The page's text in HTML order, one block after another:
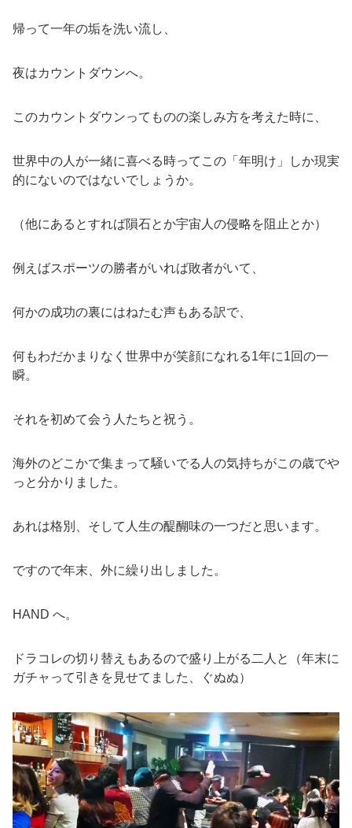
帰って一年の垢を洗い流し、
夜はカウントダウンへ。
このカウントダウンってものの楽しみ方を考えた時に、
世界中の人が一緒に喜べる時ってこの「年明け」しか現実
的にないのではないでしょうか。
（他にあるとすれば隕石とか宇宙人の侵略を阻止とか）
例えばスポーツの勝者がいれば敗者がいて、
何かの成功の裏にはねたむ声もある訳で、
何もわだかまりなく世界中が笑顔になれる1年に1回の一
瞬。
それを初めて会う人たちと祝う。
海外のどこかで集まって騒いでる人の気持ちがこの歳でや
っと分かりました。
あれは格別、そして人生の醍醐味の一つだと思います。
ですので年末、外に繰り出しました。
HAND へ。
ドラコレの切り替えもあるので盛り上がる二人と（年末に
ガチャって引きを見せてました、ぐぬぬ）